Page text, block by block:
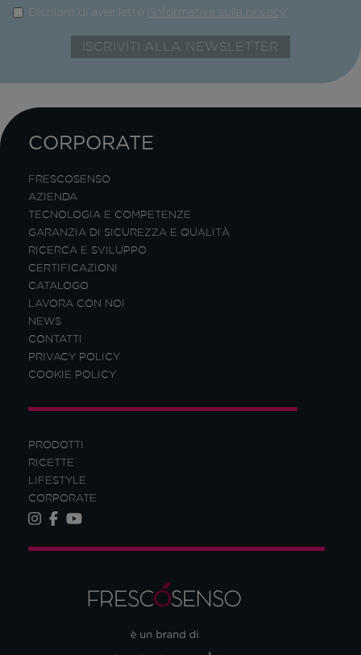
Dichiaro di aver letto l'informativa sulla privacy
PRODOTTI
RICETTE
LIFESTYLE
CORPORATE
CORPORATE
FRESCOSENSO
AZIENDA
TECNOLOGIA E COMPETENZE
GARANZIA DI SICUREZZA E QUALITÀ
RICERCA E SVILUPPO
CERTIFICAZIONI
CATALOGO
LAVORA CON NOI
NEWS
CONTATTI
PRIVACY POLICY
COOKIE POLICY